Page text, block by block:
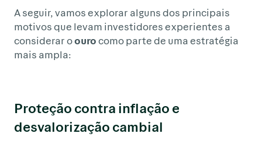
A seguir, vamos explorar alguns dos principais
motivos que levam investidores experientes a
considerar oourocomo parte de uma estratégia
mais ampla:
Proteção contra inflação e
desvalorização cambial